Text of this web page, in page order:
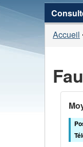
des
Vous
êtes
Accueil